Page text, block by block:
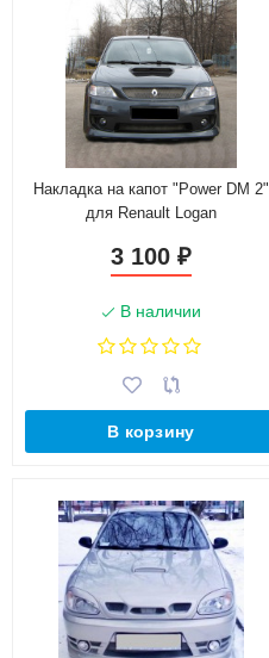
Накладка на капот "Power DM 2"
для Renault Logan
3 100 ₽
В наличии
В корзину